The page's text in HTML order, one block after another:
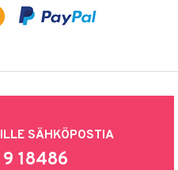
SÄHKÖPOSTIA
18486